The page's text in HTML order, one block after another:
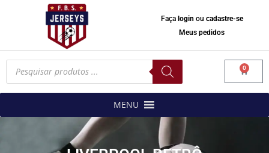
Faça loginou cadastre-se
Meus pedidos
Pesquisar
produtos 0
MENU